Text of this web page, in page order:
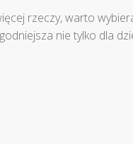
rzeczy, warto
nie tylko dla